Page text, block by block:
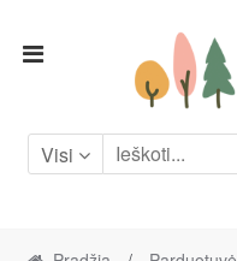
Skip
Skip
Visi